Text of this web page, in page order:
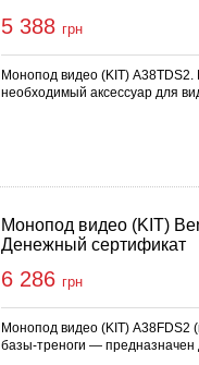
5 388 грн
Монопод видео (KIT) A38TDS2.
необходимый аксессуар для
Монопод видео (KIT)
Денежный сертификат
6 286 грн
Монопод видео (KIT) A38FDS2
базы-треноги — предназначен